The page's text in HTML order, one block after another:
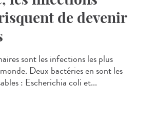
de devenir
sont les infections les plus
Deux bactéries en sont les
: Escherichia coli et...